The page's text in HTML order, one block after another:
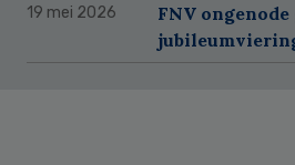
19 mei 2026
FNV